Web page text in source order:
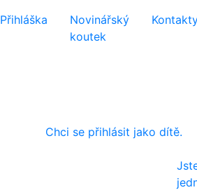
Přihláška
Novinářský
koutek
Chci se přihlásit jako dítě.